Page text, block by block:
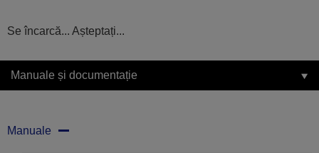
Se încarcă... Așteptați...
Manuale și documentație
Manuale